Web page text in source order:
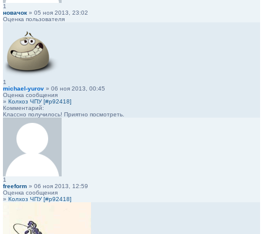
1
новачок » 05 ноя 2013, 23:02
Оценка пользователя
1
michael-yurov » 06 ноя 2013, 00:45
Оценка сообщения
» Колхоз ЧПУ [#p92418]
Комментарий:
Классно получилось! Приятно посмотреть.
1
freeform » 06 ноя 2013, 12:59
Оценка сообщения
» Колхоз ЧПУ [#p92418]